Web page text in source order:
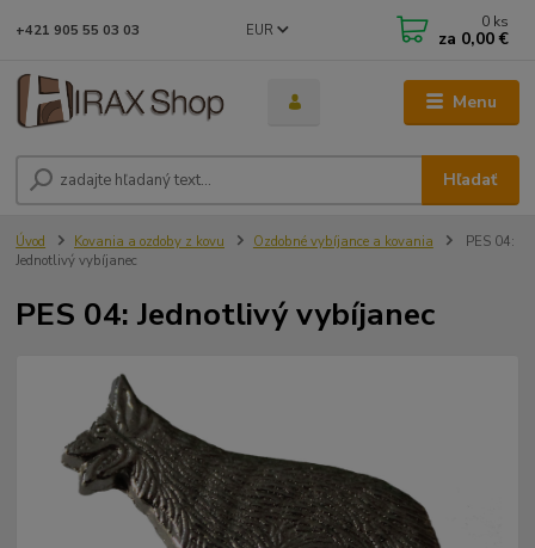
Menu
EUR
Hľadať
+421 905 55 03 03 0 ks
za 0,00 €
Úvod Kovania a ozdoby z kovu Ozdobné vybíjance a kovania
PES 04:
Jednotlivý vybíjanec
PES 04: Jednotlivý vybíjanec